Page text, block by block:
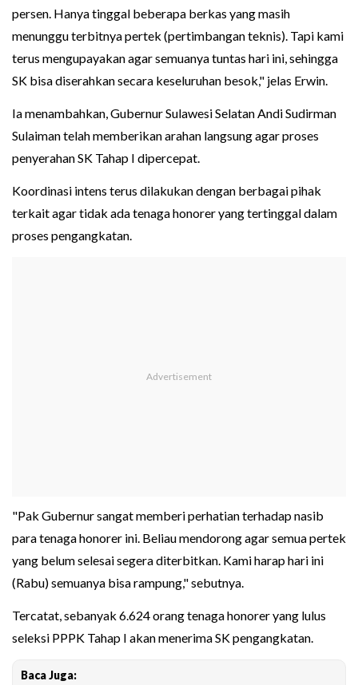
persen. Hanya tinggal beberapa berkas yang masih
menunggu terbitnya pertek (pertimbangan teknis). Tapi kami
terus mengupayakan agar semuanya tuntas hari ini, sehingga
SK bisa diserahkan secara keseluruhan besok," jelas Erwin.
Ia menambahkan, Gubernur Sulawesi Selatan Andi Sudirman
Sulaiman telah memberikan arahan langsung agar proses
penyerahan SK Tahap I dipercepat.
Koordinasi intens terus dilakukan dengan berbagai pihak
terkait agar tidak ada tenaga honorer yang tertinggal dalam
proses pengangkatan.
"Pak Gubernur sangat memberi perhatian terhadap nasib
para tenaga honorer ini. Beliau mendorong agar semua pertek
yang belum selesai segera diterbitkan. Kami harap hari ini
(Rabu) semuanya bisa rampung," sebutnya.
Tercatat, sebanyak 6.624 orang tenaga honorer yang lulus
seleksi PPPK Tahap I akan menerima SK pengangkatan.
Baca Juga: